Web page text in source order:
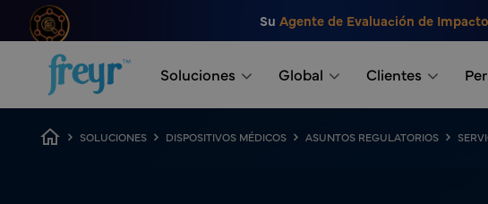
Saltar al contenido principal
Su Agente de Evaluación de
Soluciones Global Clientes
Ruta de navegación
SOLUCIONES DISPOSITIVOS MÉDICOS ASUNTOS REGULATORIOS